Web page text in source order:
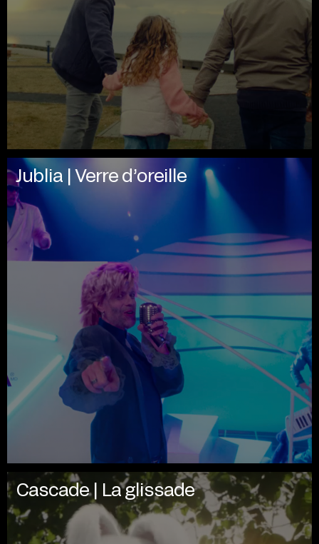
Jublia | Verre d’oreille
Cascade | La glissade